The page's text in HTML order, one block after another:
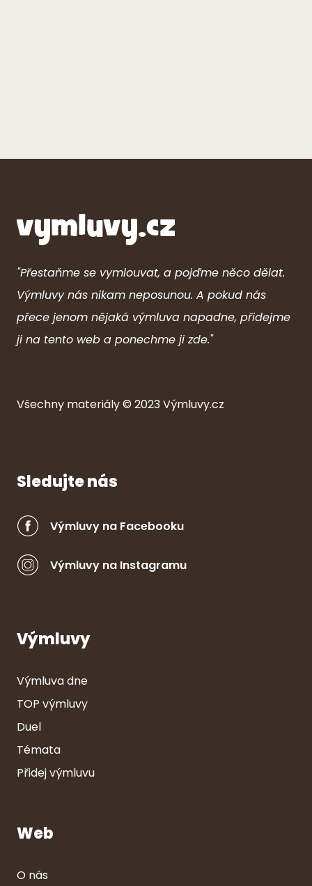
"Přestaňme se vymlouvat, a pojďme něco dělat.
Výmluvy nás nikam neposunou. A pokud nás
přece jenom nějaká výmluva napadne, přidejme
ji na tento web a ponechme ji zde."
Všechny materiály © 2023Výmluvy.cz
Sledujte nás
Výmluvy na Facebooku
Výmluvy na Instagramu
Výmluvy
Výmluva dne
TOP výmluvy
Duel
Témata
Přidej výmluvu
Web
O nás